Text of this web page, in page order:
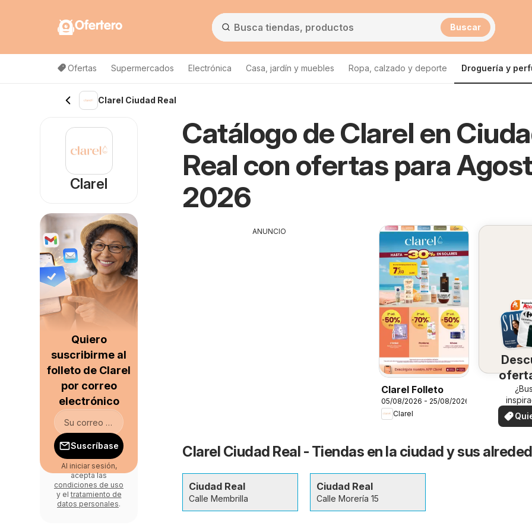
Ofertero Buscar
Ofertas Supermercados Electrónica Casa, jardín y muebles Ropa, calzado y deporte Droguería y
Clarel Ciudad Real
Catálogo de Clarel en
Real con ofertas para
2026
ANUNCIO
Clarel Folleto
05/08/2026 - 25/08/2026
Clarel
su
¡Vea
en su
ver
Clarel Ciudad Real - Tiendas en la ciudad y sus
Ciudad Real
Calle Membrilla
Ciudad Real
Calle Morería 15
Clarel
Quiero
suscribirme al
folleto de Clarel
por correo
electrónico
Suscríbase
Al iniciar sesión,
acepta las
condiciones de uso
y el tratamiento de
datos personales.